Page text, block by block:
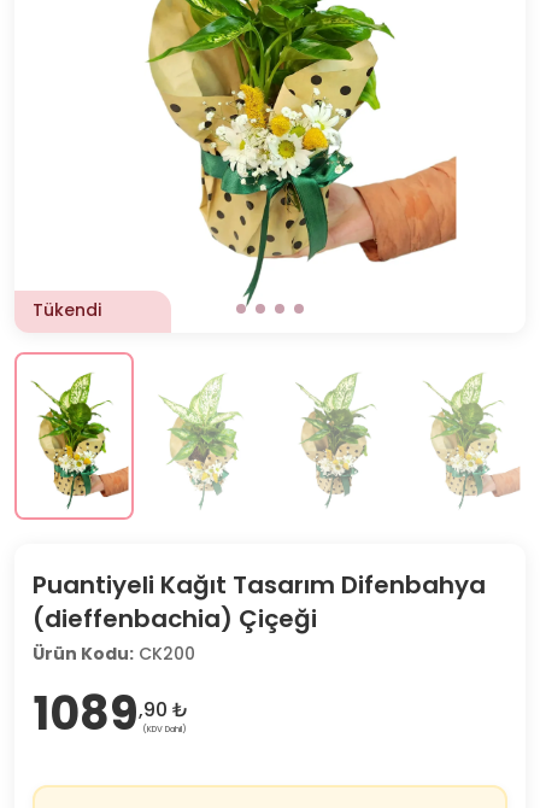
Tükendi
Puantiyeli Kağıt Tasarım Difenbahya
(dieffenbachia) Çiçeği
Ürün Kodu: CK200
1089,90 ₺
(KDV Dahil)